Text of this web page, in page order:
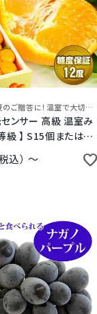
大切な方への夏のご贈答に！温室で大切に育てられた確かな品質。果皮、果肉の濃いだいだい色がおいしさの証です。希少な 高糖度 最高等級を心を込めてお届けします。
ンサー 高級 温室み
級 】 S15個または
M24個 / 5kg 静岡県
たは 愛知県産 赤秀
込 〜